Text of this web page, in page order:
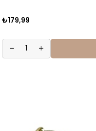
₺179,99